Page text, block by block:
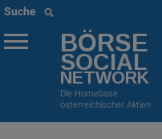
Suche
BÖRSE
SOCIAL
NETWORK
Die Homebase
österreichischer Aktien